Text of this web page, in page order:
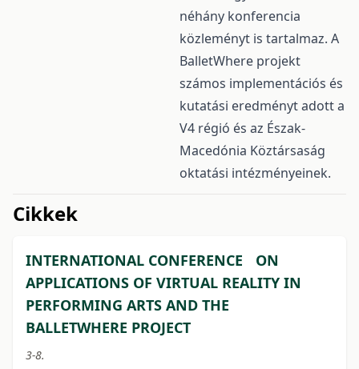
néhány konferencia
közleményt is tartalmaz. A
BalletWhere projekt
számos implementációs és
kutatási eredményt adott a
V4 régió és az Észak-
Macedónia Köztársaság
oktatási intézményeinek.
Cikkek
INTERNATIONAL CONFERENCE ON
APPLICATIONS OF VIRTUAL REALITY IN
PERFORMING ARTS AND THE
BALLETWHERE PROJECT
3-8.